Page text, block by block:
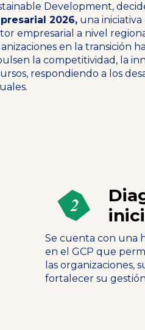
Development,
2026, una iniciativa
empresarial a nivel
en la transición
la competitividad, la
respondiendo a los
Se cuenta con una
en el GCP que
las organizaciones,
fortalecer su